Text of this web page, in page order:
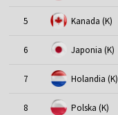
5 Kanada (K)
6 Japonia (K)
7 Holandia (K)
8 Polska (K)